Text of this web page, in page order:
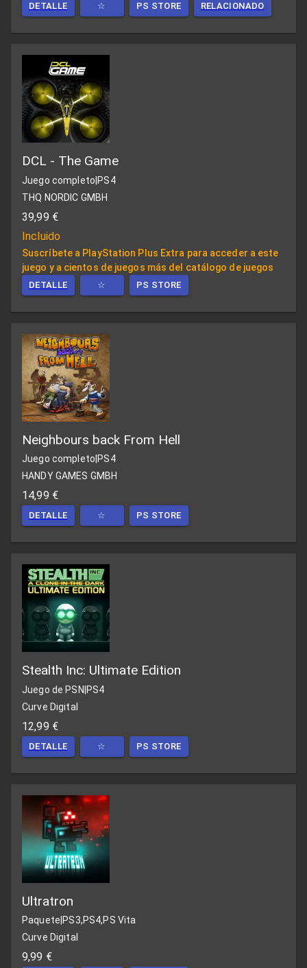
DETALLE ☆ PS STORE RELACIONADO
DCL - The Game
Juego completo PS4
THQ NORDIC GMBH
39,99 €
Incluido
Suscríbete a PlayStation Plus Extra para acceder a este
juego y a cientos de juegos más del catálogo de juegos
DETALLE ☆ PS STORE
Neighbours back From Hell
Juego completo PS4
HANDY GAMES GMBH
14,99 €
DETALLE ☆ PS STORE
Stealth Inc: Ultimate Edition
Juego de PSN PS4
Curve Digital
12,99 €
DETALLE ☆ PS STORE
Ultratron
Paquete PS3,PS4,PS Vita
Curve Digital
9,99 €